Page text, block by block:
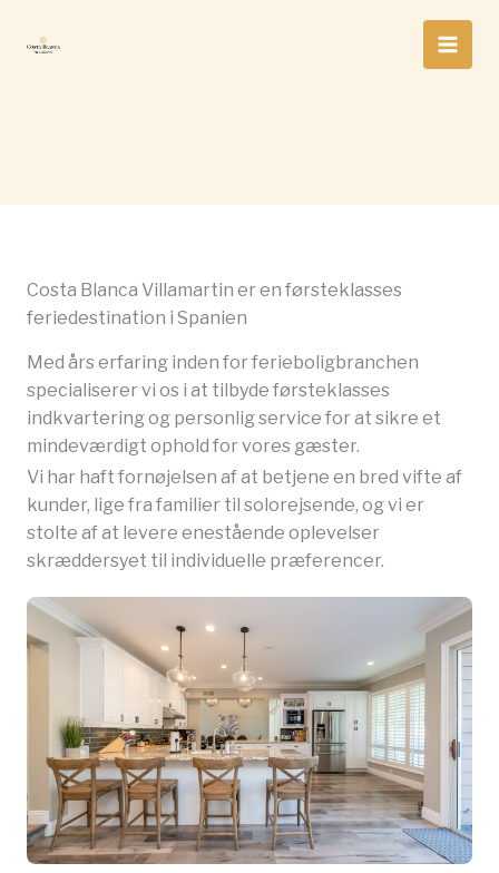
Costa Blanca Villamartin er en førsteklasses
feriedestination i Spanien
Med års erfaring inden for ferieboligbranchen
specialiserer vi os i at tilbyde førsteklasses
indkvartering og personlig service for at sikre et
mindeværdigt ophold for vores gæster.
swissreplica
https://www.best-watches.xyz/
Vi har haft fornøjelsen af at betjene en bred vifte af
kunder, lige fra familier til solorejsende, og vi er
stolte af at levere enestående oplevelser
skræddersyet til individuelle præferencer.